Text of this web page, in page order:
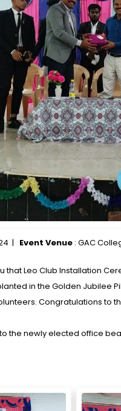
| Event Venue : GAC
that Leo Club Installation
in the Golden Jubilee
Congratulations to
the newly elected office